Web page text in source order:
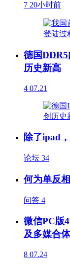
7 20小时前
德国
历史新高
4 07.21
除了ipad
论坛 34
何为单反
问答 4
微信PC版
及多媒合
8 07.24